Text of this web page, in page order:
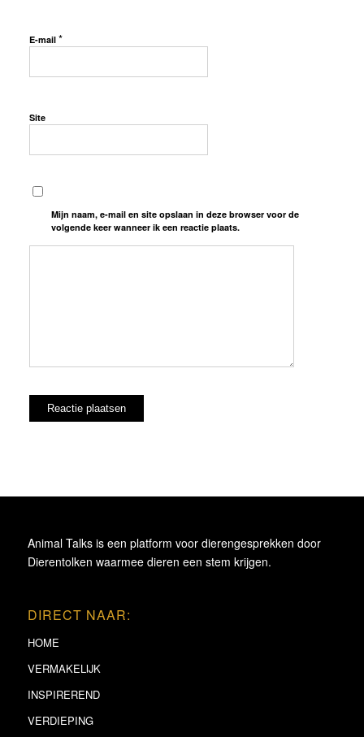
E-mail *
Site
Mijn naam, e-mail en site opslaan in deze browser voor de
volgende keer wanneer ik een reactie plaats.
Animal Talks is een platform voor dierengesprekken door
Dierentolken waarmee dieren een stem krijgen.
DIRECT NAAR:
HOME
VERMAKELIJK
INSPIREREND
VERDIEPING